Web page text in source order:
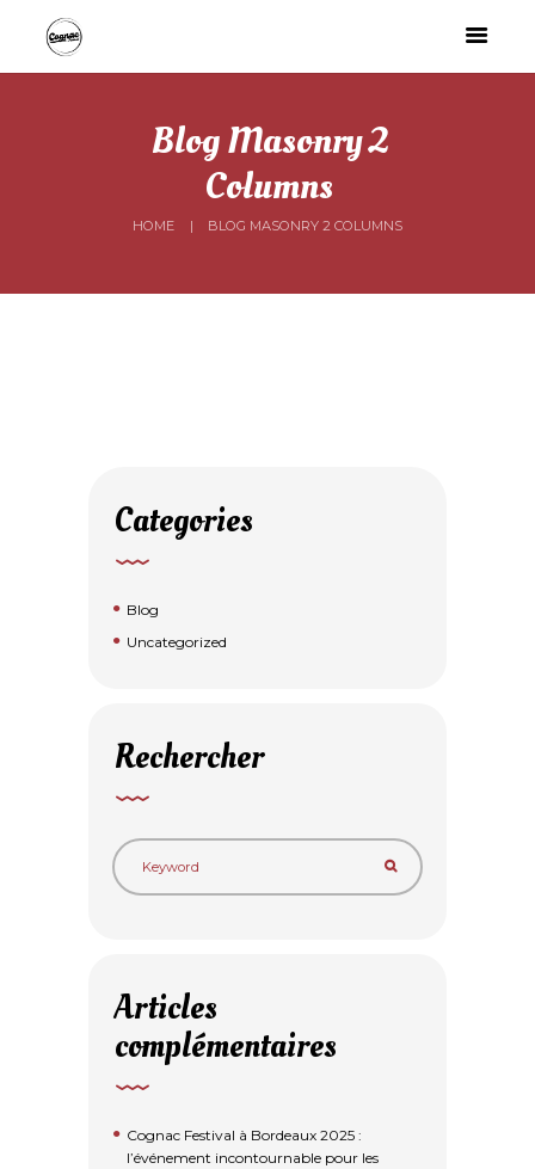
Blog Masonry 2
Columns
HOME BLOG MASONRY 2 COLUMNS
Categories
Blog
Uncategorized
Rechercher
Articles
complémentaires
Cognac Festival à Bordeaux 2025 :
l’événement incontournable pour les